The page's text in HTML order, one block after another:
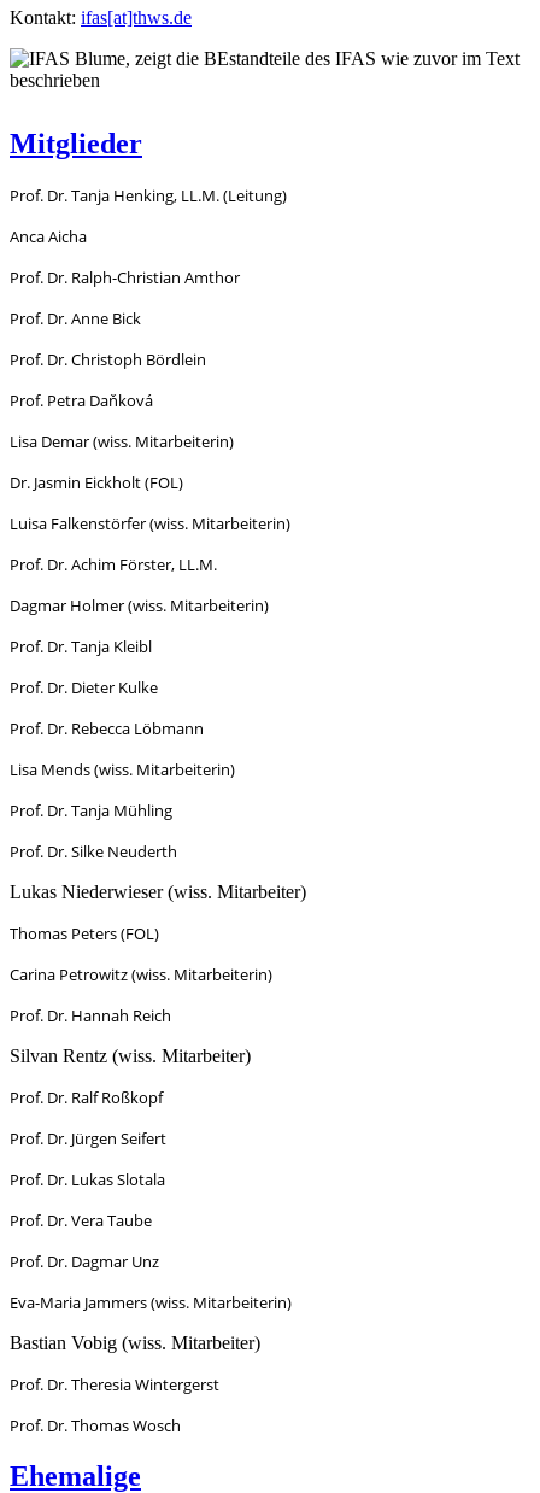
Kontakt: ifas[at]thws.de
Mitglieder
Prof. Dr. Tanja Henking, LL.M. (Leitung)
Anca Aicha
Prof. Dr. Ralph-Christian Amthor
Prof. Dr. Anne Bick
Prof. Dr. Christoph Bördlein
Prof. Petra Daňková
Lisa Demar (wiss. Mitarbeiterin)
Dr. Jasmin Eickholt (FOL)
Luisa Falkenstörfer (wiss. Mitarbeiterin)
Prof. Dr. Achim Förster, LL.M.
Dagmar Holmer (wiss. Mitarbeiterin)
Prof. Dr. Tanja Kleibl
Prof. Dr. Dieter Kulke
Prof. Dr. Rebecca Löbmann
Lisa Mends (wiss. Mitarbeiterin)
Prof. Dr. Tanja Mühling
Prof. Dr. Silke Neuderth
Lukas Niederwieser (wiss. Mitarbeiter)
Thomas Peters (FOL)
Carina Petrowitz (wiss. Mitarbeiterin)
Prof. Dr. Hannah Reich
Silvan Rentz (wiss. Mitarbeiter)
Prof. Dr. Ralf Roßkopf
Prof. Dr. Jürgen Seifert
Prof. Dr. Lukas Slotala
Prof. Dr. Vera Taube
Prof. Dr. Dagmar Unz
Eva-Maria Jammers (wiss. Mitarbeiterin)
Bastian Vobig (wiss. Mitarbeiter)
Prof. Dr. Theresia Wintergerst
Prof. Dr. Thomas Wosch
Ehemalige